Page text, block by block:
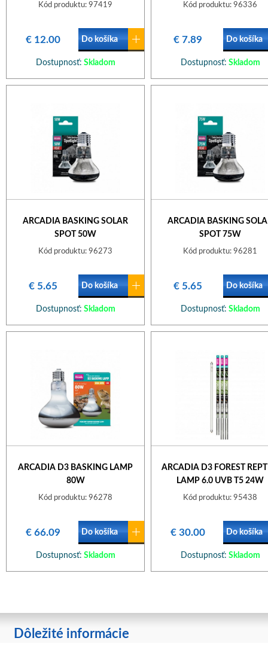
Kód produktu: 97419
€ 12.00 Do košíka
Dostupnosť: Skladom
Kód produktu: 96336
€ 7.89 Do košíka
Dostupnosť: Skladom
ARCADIA BASKING SOLAR
SPOT 50W
Kód produktu: 96273
€ 5.65 Do košíka
Dostupnosť: Skladom
ARCADIA BASKING
SPOT 75W
Kód produktu: 96281
€ 5.65 Do košíka
Dostupnosť: Skladom
ARCADIA D3 BASKING LAMP
80W
Kód produktu: 96278
€ 66.09 Do košíka
Dostupnosť: Skladom
ARCADIA D3 FOREST
LAMP 6.0 UVB T5 24W
55CM/16MM
Kód produktu: 95438
€ 30.00 Do košíka
Dostupnosť: Skladom
Dôležité informácie